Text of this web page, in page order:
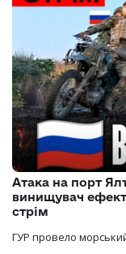
Атака на порт
винищувач
стрім
ГУР провело